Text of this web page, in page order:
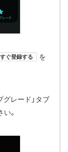
ぐ登録する
を
グレード」タブ
。